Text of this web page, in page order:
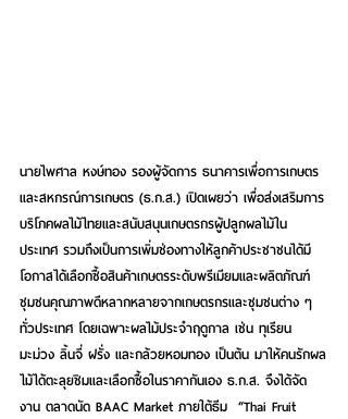
นายไพศาล หงษ์ทอง รองผู้จัดการ ธนาคารเพื่อการเกษตร
และสหกรณ์การเกษตร (ธ.ก.ส.) เปิดเผยว่า เพื่อส่งเสริมการ
บริโภคผลไม้ไทยและสนับสนุนเกษตรกรผู้ปลูกผลไม้ใน
ประเทศ รวมถึงเป็นการเพิ่มช่องทางให้ลูกค้าประชาชนได้มี
โอกาสได้เลือกซื้อสินค้าเกษตรระดับพรีเมียมและผลิตภัณฑ์
ชุมชนคุณภาพดีหลากหลายจากเกษตรกรและชุมชนต่าง ๆ
ทั่วประเทศ โดยเฉพาะผลไม้ประจำฤดูกาล เช่น ทุเรียน
มะม่วง ลิ้นจี่ ฝรั่ง และกล้วยหอมทอง เป็นต้น มาให้คนรักผล
ไม้ได้ตะลุยชิมและเลือกซื้อในราคากันเอง ธ.ก.ส. จึงได้จัด
งาน ตลาดนัด BAAC Market ภายใต้ธีม  “Thai Fruit